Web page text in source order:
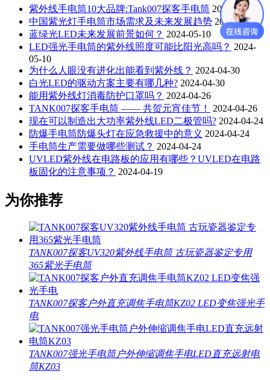
紫外线手电筒10大品牌:Tank007探客手电筒 2023-12-07
中国紫光灯手电筒市场需求及未来发展趋势 2023-11-15
蓝绿光LED未来发展前景如何？ 2024-05-10
LED强光手电筒的紫外线照度可能比阳光高吗？ 2024-
05-10
为什么人眼没有进化出能看到紫外线？ 2024-04-30
白光LED的驱动方案主要有哪几种? 2024-04-30
能用紫外线灯消毒防护口罩吗？ 2024-04-26
TANK007探客手电筒 —— 共贺元宵佳节！
2024-04-26
现在可以制造出大功率紫外线LED二极管吗? 2024-04-24
防爆手电筒防爆头灯在应急救援中的意义 2024-04-24
手电筒生产需要做哪些测试？ 2024-04-24
UVLED紫外线在电路板的应用有哪些？UVLED在电路
板固化的注意事项？ 2024-04-19
为你推荐
TANK007探客UV320紫外线手电筒 古玩瓷器鉴定专用
365紫光手电筒
TANK007探客户外直充调焦手电筒KZ02 LED变焦强光手
电
TANK007强光手电筒户外伸缩调焦手电LED直充远射电
筒KZ03